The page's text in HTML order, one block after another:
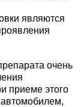
являются
очень
приеме этого
автомобилем,